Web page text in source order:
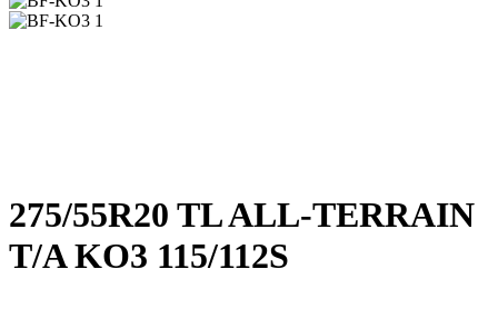
275/55R20 TL ALL-TERRAIN
T/A KO3 115/112S